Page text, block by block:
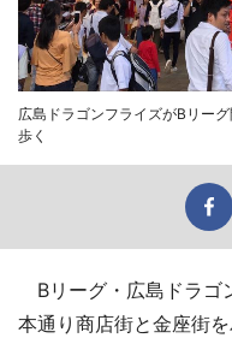
広島ドラゴンフライズがBリー
歩く
Bリーグ・広島ドラゴ
本通り商店街と金座街